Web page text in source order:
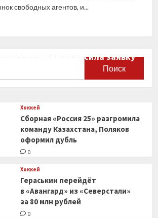
свободных агентов, и...
по хоккею огласила заявку
мира
Хоккей
Сборная «Россия 25» разгромила
команду Казахстана, Поляков
оформил дубль
0
Хоккей
Гераськин перейдёт
в «Авангард» из «Северстали»
за 80 млн рублей
0